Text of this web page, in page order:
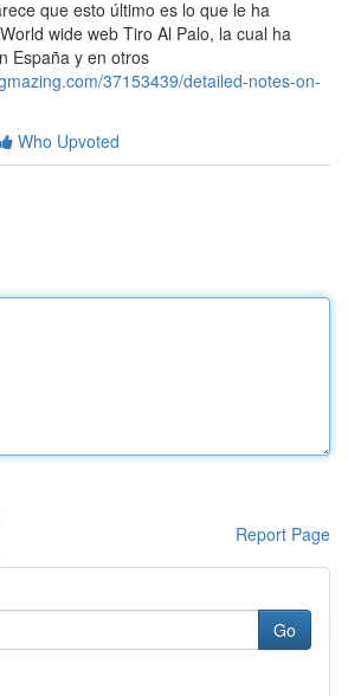
que esto último es lo que le ha
wide web Tiro Al Palo, la cual ha
España y en otros
37153439/detailed-notes-on-
Who Upvoted
Report Page
Go